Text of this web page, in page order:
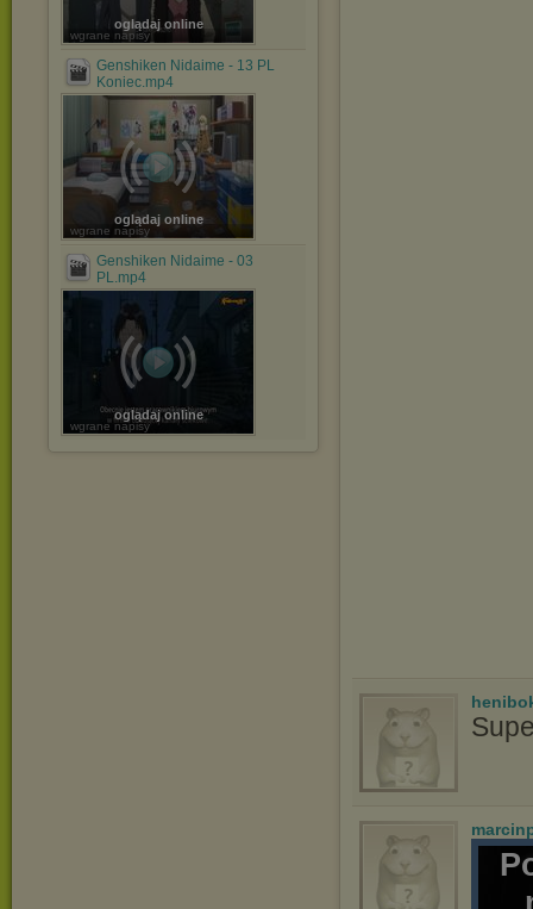
oglądaj online
wgrane napisy
Genshiken Nidaime - 13 PL
Koniec.mp4
oglądaj online
wgrane napisy
Genshiken Nidaime - 03
PL.mp4
oglądaj online
wgrane napisy